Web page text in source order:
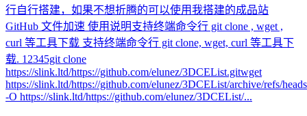
行自行搭建，如果不想折腾的可以使用我搭建的成品站
GitHub 文件加速 使用说明支持终端命令行 git clone , wget ,
curl 等工具下载 支持终端命令行 git clone, wget, curl 等工具下
载. 12345git clone
https://slink.ltd/https://github.com/elunez/3DCEList.gitwget
https://slink.ltd/https://github.com/elunez/3DCEList/archive/refs/
-O https://slink.ltd/https://github.com/elunez/3DCEList/...